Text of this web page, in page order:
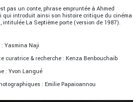
pas un conte, phrase empruntée à Ahmed
qui introduit ainsi son histoire critique du cinéma
intitulée La Septième porte (version de 1987).
Yasmina Naji
curatrice & recherche : Kenza Benbouchaib
: Yvon Langué
: Emilie Papaioannou